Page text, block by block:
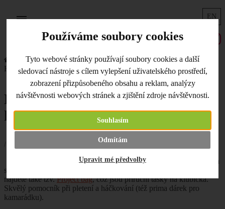
Používáme soubory cookies
Tyto webové stránky používají soubory cookies a další
sledovací nástroje s cílem vylepšení uživatelského prostředí,
zobrazení přizpůsobeného obsahu a reklam, analýzy
návštěvnosti webových stránek a zjištění zdroje návštěvnosti.
Souhlasím
Odmítám
Upravit mé předvolby
EN
Úvodní strana
Co je nového
Hanni sítotisky a taštičky na klubíčka
Hanni sítotisky a taštičky na
klubíčka
Další novinky!Hannimá nové designy svých
sítotiskových šablonek, které najdete již v novinkách. Nově u nás
najdete také tzv.Project bag, což jsou příruční tašky na klubíčka.
Skvělý pomocník při pletení a háčkování (též prima dárek pro
kamarádku).